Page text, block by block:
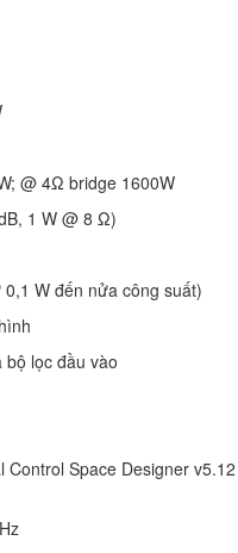
@ 4Ω bridge 1600W
1 W @ 8 Ω)
W đến nửa công suất)
lọc đầu vào
Space Designer v5.12